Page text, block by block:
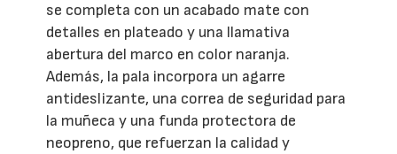
se completa con un acabado mate con
detalles en plateado y una llamativa
abertura del marco en color naranja.
Además, la pala incorpora un agarre
antideslizante, una correa de seguridad para
la muñeca y una funda protectora de
neopreno, que refuerzan la calidad y